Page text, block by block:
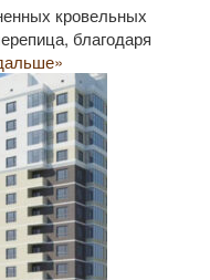
кровельных
благодаря